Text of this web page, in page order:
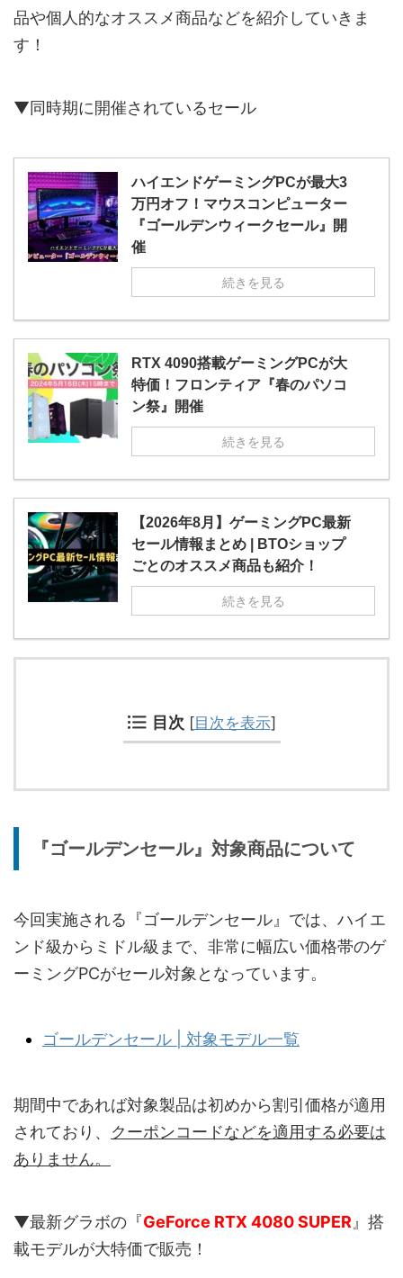
品や個人的なオススメ商品などを紹介していきま
す！
▼同時期に開催されているセール
ハイエンドゲーミングPCが最大3
万円オフ！マウスコンピューター
『ゴールデンウィークセール』開
催
続きを見る
RTX 4090搭載ゲーミングPCが大
特価！フロンティア『春のパソコ
ン祭』開催
続きを見る
【2026年8月】ゲーミングPC最新
セール情報まとめ | BTOショップ
ごとのオススメ商品も紹介！
続きを見る
目次 [目次を表示]
『ゴールデンセール』対象商品について
今回実施される『ゴールデンセール』では、ハイエ
ンド級からミドル級まで、非常に幅広い価格帯のゲ
ーミングPCがセール対象となっています。
ゴールデンセール | 対象モデル一覧
期間中であれば対象製品は初めから割引価格が適用
されており、 クーポンコードなどを適用する必要は
ありません。
▼最新グラボの『GeForce RTX 4080 SUPER 』搭
載モデルが大特価で販売！